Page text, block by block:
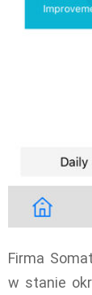
Firma
w stanie